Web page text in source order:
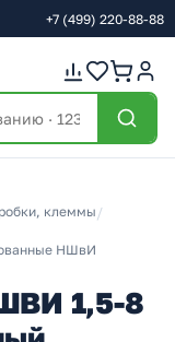
+7 (499) 220-88-88
клеммы /
НШвИ
1,5-8